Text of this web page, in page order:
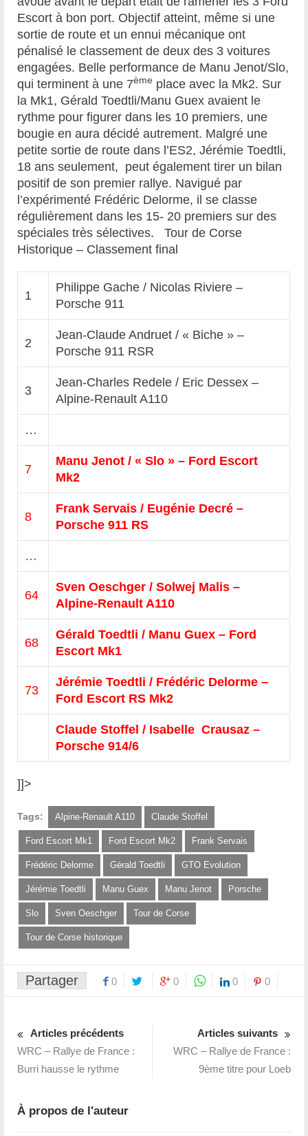
Escort à bon port. Objectif atteint, même si une
sortie de route et un ennui mécanique ont
pénalisé le classement de deux des 3 voitures
engagées. Belle performance de Manu Jenot/Slo,
qui terminent à une 7ème place avec la Mk2. Sur
la Mk1, Gérald Toedtli/Manu Guex avaient le
rythme pour figurer dans les 10 premiers, une
bougie en aura décidé autrement. Malgré une
petite sortie de route dans l’ES2, Jérémie Toedtli,
18 ans seulement, peut également tirer un bilan
positif de son premier rallye. Navigué par
l’expérimenté Frédéric Delorme, il se classe
régulièrement dans les 15- 20 premiers sur des
spéciales très sélectives. Tour de Corse
Historique – Classement final
1
Philippe Gache / Nicolas Riviere –
Porsche 911
2
Jean-Claude Andruet / « Biche » –
Porsche 911 RSR
3
Jean-Charles Redele / Eric Dessex –
Alpine-Renault A110
…
7
Manu Jenot / « Slo » – Ford Escort
Mk2
8
Frank Servais / Eugénie Decré –
Porsche 911 RS
…
64
Sven Oeschger / Solwej Malis –
Alpine-Renault A110
68
Gérald Toedtli / Manu Guex – Ford
Escort Mk1
73
Jérémie Toedtli / Frédéric Delorme –
Ford Escort RS Mk2
Claude Stoffel / Isabelle Crausaz –
Porsche 914/6
]]>
Tags: Alpine-Renault A110 Claude Stoffel
Ford Escort Mk1 Ford Escort Mk2 Frank Servais
Frédéric Delorme Gérald Toedtli GTO Evolution
Jérémie Toedtli Manu Guex Manu Jenot Porsche
Slo Sven Oeschger Tour de Corse
Tour de Corse historique
Partager 0 0 0 0
Articles précédents
WRC – Rallye de France :
Burri hausse le rythme
Articles suivants
WRC – Rallye de France :
9ème titre pour Loeb
À propos de l'auteur